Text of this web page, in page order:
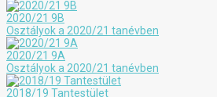
2020/21 9B
Osztályok a 2020/21 tanévben
2020/21 9A
Osztályok a 2020/21 tanévben
2018/19 Tantestület